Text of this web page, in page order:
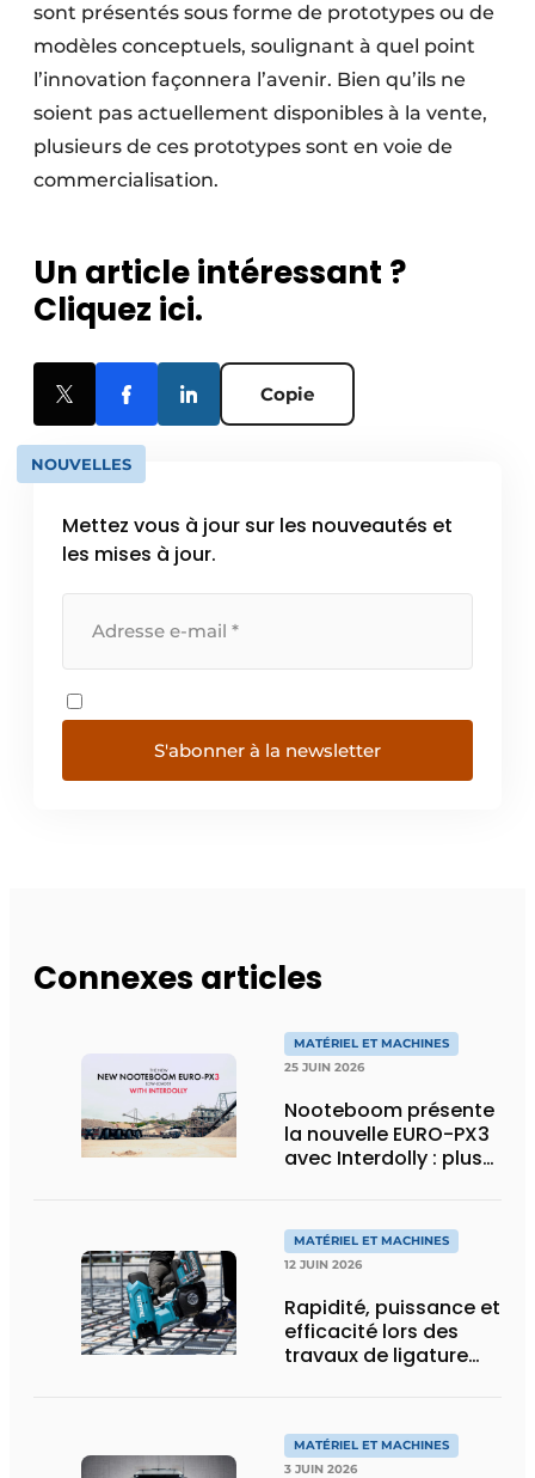
sont présentés sous forme de prototypes ou de
modèles conceptuels, soulignant à quel point
l’innovation façonnera l’avenir. Bien qu’ils ne
soient pas actuellement disponibles à la vente,
plusieurs de ces prototypes sont en voie de
commercialisation.
Un article intéressant ?
Cliquez ici.
Copie
NOUVELLES
Mettez vous à jour sur les nouveautés et
les mises à jour.
S'abonner à la newsletter
Connexes articles
MATÉRIEL ET MACHINES
25 JUIN 2026
Nooteboom présente
la nouvelle EURO-PX3
avec Interdolly : plus
transport spécial
MATÉRIEL ET MACHINES
12 JUIN 2026
Rapidité, puissance et
efficacité lors des
travaux de ligature
MATÉRIEL ET MACHINES
3 JUIN 2026